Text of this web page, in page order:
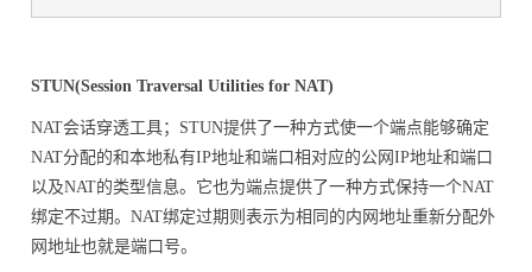
STUN(Session Traversal Utilities for NAT)
NAT会话穿透工具；STUN提供了一种方式使一个端点能够确定
NAT分配的和本地私有IP地址和端口相对应的公网IP地址和端口
以及NAT的类型信息。它也为端点提供了一种方式保持一个NAT
绑定不过期。NAT绑定过期则表示为相同的内网地址重新分配外
网地址也就是端口号。